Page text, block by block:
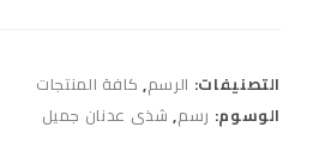
التصنيفات: الرسم, كافة المنتجات
الوسوم: رسم, شذى عدنان جميل